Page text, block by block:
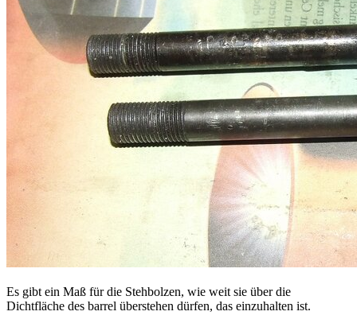
Es gibt ein Maß für die Stehbolzen, wie weit sie über die
Dichtfläche des barrel überstehen dürfen, das einzuhalten ist.